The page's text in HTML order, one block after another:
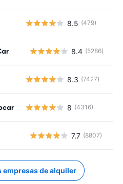
8.5 (479)
8.4 (5286)
8.3 (7427)
8 (4316)
7.7 (8807)
empresas de alquiler